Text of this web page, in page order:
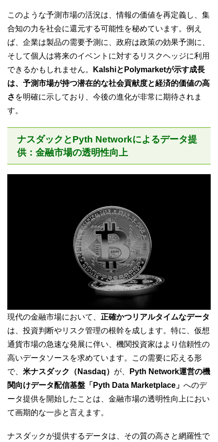
このような予測市場の活況は、情報の価値を再定義し、集
合知の力を社会に還元する可能性を秘めています。例え
ば、企業は製品の需要予測に、政府は政策の効果予測に、
そして個人は将来のイベントに対するリスクヘッジに利用
できるかもしれません。
KalshiとPolymarketが示す成長
は、予測市場が持つ潜在的な社会貢献度と経済的価値の高
さ を明確に示しており、今後の進化が非常に期待されま
す。
ナスダックとPyth Networkによるデータ提
供：金融市場の透明性向上
現代の金融市場において、 正確かつリアルタイムなデータ
は、投資判断やリスク管理の根幹を成します。特に、仮想
通貨市場の急速な発展に伴い、機関投資家はより信頼性の
高いデータソースを求めています。この需要に応える形
で、 米ナスダック（Nasdaq） が、
Pyth Network運営の機
関向けデータ配信基盤「Pyth Data Marketplace」 へのデ
ータ提供を開始したことは、金融市場の透明性向上におい
て画期的な一歩と言えます。
ナスダックが提供するデータは、その質の高さと網羅性で